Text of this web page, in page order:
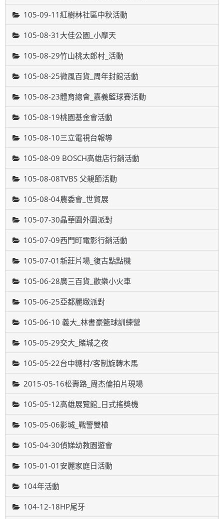
105-09-11紅樹林社區中秋活動
105-08-31大佳公園_小摩天
105-08-29竹山桃太郎村_活動
105-08-25微風百貨_周年封館活動
105-08-23體育總會_嘉義籃球賽活動
105-08-19桃園基金會活動
105-08-10三立電視台報導
105-08-09 BOSCH高雄店行銷活動
105-08-08TVBS 父親節活動
105-08-04農委會_世貿展
105-07-30晶華園外園派對
105-07-09西門町電影行銷活動
105-07-01新莊片場_復古點點機
105-06-28廣三百貨_歡樂小火車
105-06-25亞都麗緻派對
105-06-10 義大_林書豪籃球訓練營
105-05-29交大_賭城之夜
105-05-22台中糖村/客制旋轉木馬
2015-05-16松壽路_周杰倫拍片現場
105-05-12高雄展覽館_日式搖獎機
105-05-06影城_戰警雙槍
105-04-30偵娣幼教園遊會
105-01-01安麗家庭日活動
104年活動
104-12-18HP尾牙